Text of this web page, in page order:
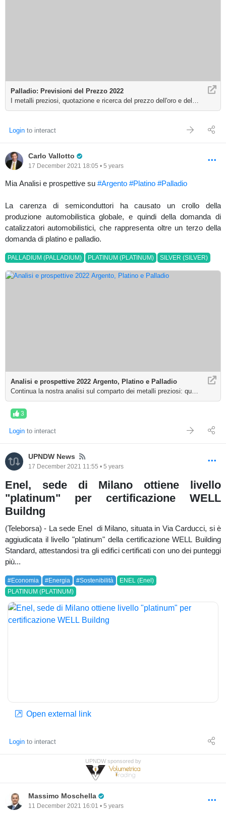
Palladio: Previsioni del Prezzo 2022
I metalli preziosi, quotazione e ricerca del prezzo dell'oro e dell'argento
Login to interact
Carlo Vallotto
17 December 2021 18:05 • 5 years
Mia Analisi e prospettive su #Argento #Platino #Palladio
La carenza di semiconduttori ha causato un crollo della
produzione automobilistica globale, e quindi della domanda di
catalizzatori automobilistici, che rappresenta oltre un terzo della
domanda di platino e palladio.
PALLADIUM (PALLADIUM) PLATINUM (PLATINUM) SILVER (SILVER)
Analisi e prospettive 2022 Argento, Platino e Palladio
Continua la nostra analisi sul comparto dei metalli preziosi: questa
3
Login to interact
UPNDW News News
17 December 2021 11:55 • 5 years
Enel, sede di Milano ottiene livello
"platinum" per certificazione WELL
Buildng
(Teleborsa) - La sede Enel di Milano, situata in Via Carducci, si è
aggiudicata il livello "platinum" della certificazione WELL Building
Standard, attestandosi tra gli edifici certificati con uno dei punteggi
più...
#Economia #Energia #Sostenibilità
ENEL (Enel)
PLATINUM (PLATINUM)
Open external link
Login to interact
UPNDW sponsored by
Massimo Moschella
11 December 2021 16:01 • 5 years